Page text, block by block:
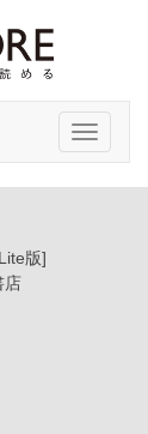
Toggle
版]
店